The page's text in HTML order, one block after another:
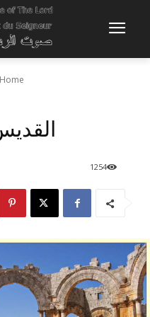
Home
1254